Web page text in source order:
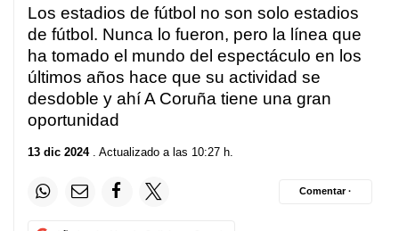
Los estadios de fútbol no son solo estadios
de fútbol. Nunca lo fueron, pero la línea que
ha tomado el mundo del espectáculo en los
últimos años hace que su actividad se
desdoble y ahí A Coruña tiene una gran
oportunidad
13 dic 2024. Actualizado a las 10:27 h.
Comentar ·